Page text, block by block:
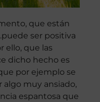
que están
ser positiva
ello, que las
dicho hecho es
por ejemplo se
algo muy ansiado,
espantosa que